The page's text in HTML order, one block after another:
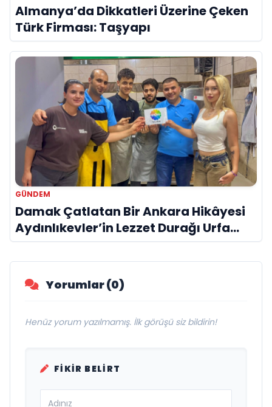
Almanya’da Dikkatleri Üzerine Çeken
Türk Firması: Taşyapı
GÜNDEM
Damak Çatlatan Bir Ankara Hikâyesi
Aydınlıkevler’in Lezzet Durağı Urfa
Damak
Yorumlar (0)
Henüz yorum yazılmamış. İlk görüşü siz bildirin!
FIKIR BELIRT